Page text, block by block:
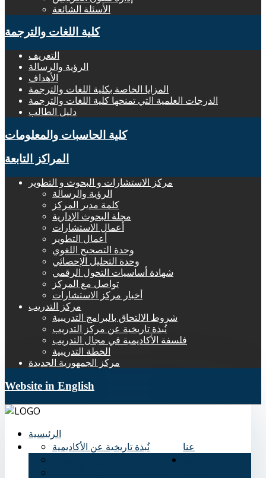
الأسئلة الشائعة
كلية اللغات والترجمة
التعريف
الرؤية والرسالة
الأهداف
المزايا الخاصة بكلية اللغات والترجمة
الدرجات العلمية التي تمنحها كلية اللغات والترجمة
دليل الطالب
كلية الحاسبات والمعلومات
المراكز التابعة
مركز الاستشارات و البحوث و التطوير
الرؤية والرسالة
كلمة مدير المركز
مجلة البحوث الإدارية
أعمال الاستشارات
أعمال التطوير
وحدة التصحيح اللغوي
وحدة التحليل الإحصائي
شهادة أساسيات التحول الرقمي
تواصل مع المركز
أخبار مركز الاستشارات
مركز التدريب
شروط الالتحاق بالبرامج التدريبية
نُبذة تاريخية عن مركز التدريب
فلسفة الأكاديمية في مجال التدريب
الخطة التدريبية
مركز الجمهورية الجديدة
Website in English
الرئيسية
عنا
نُبذة تاريخية عن الأكاديمية